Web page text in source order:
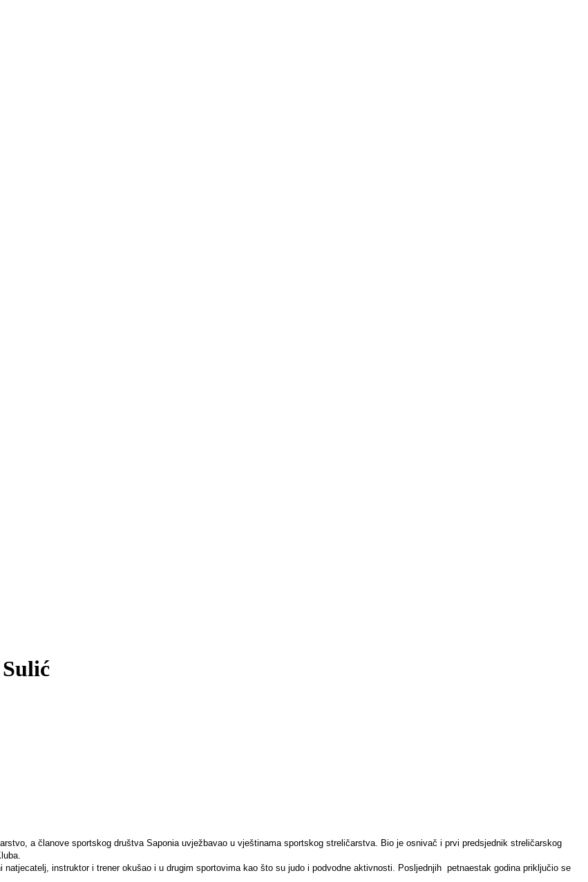
a članove sportskog društva Saponia uvježbavao u vještinama sportskog streličarstva. Bio je osnivač i prvi predsjednik streličarskog
instruktor i trener okušao i u drugim sportovima kao što su judo i podvodne aktivnosti. Posljednjih petnaestak godina priključio se